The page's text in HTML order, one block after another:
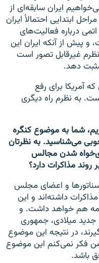
ایران سابقه‌ای از
ابتدایی احتمالاً ایران
درباره فعالیت‌های
پیش از آنکه ایران این
نظرم غیرقابل تصور است
دهد.
آمریکا برای رفع
به نظرم راه دیگری
شما به موضوع کنگره
می‌شناسید. به نظرتان
شدن مجالس
روند مذاکرات دارد؟
سناتورها و اعضای مجلس
مذاکرات داشته‌اند و این
هم خواهد داشت. و
جدید میلادی، جمهوری
در نتیجه این موضوع
فکر نمی‌کنم این موضوع
باشد.